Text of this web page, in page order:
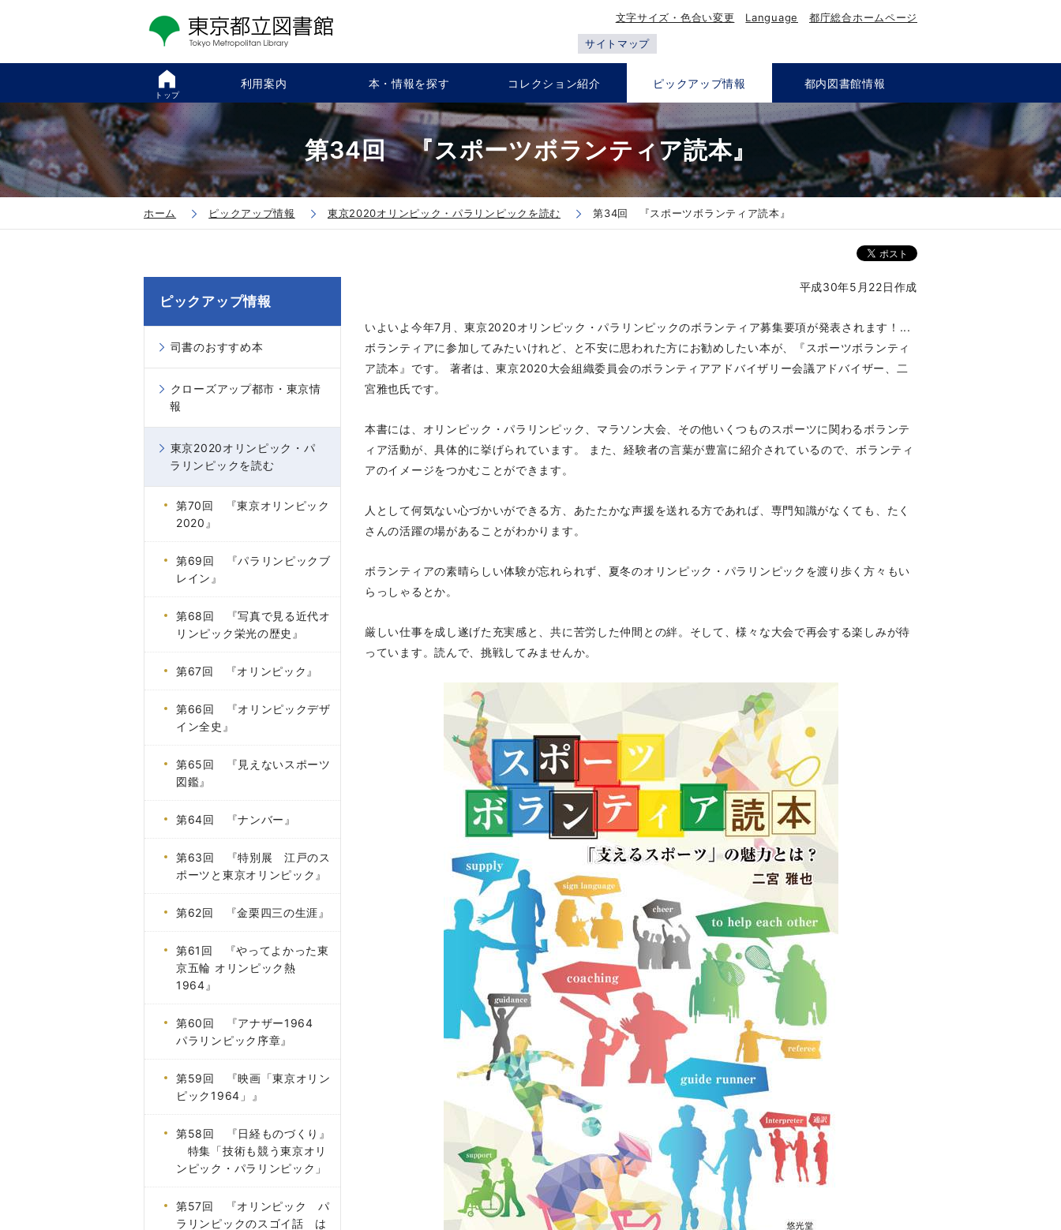
文字サイズ・色合い変更 Language 都庁総合ホームページ
サイトマップ
トップ
利用案内 本・情報を探す コレクション紹介 ピックアップ情報 都内図書館情報
第34回 『スポーツボランティア読本』
ホーム ピックアップ情報 東京2020オリンピック・パラリンピックを読む 第34回 『スポーツボランティア読本』
平成30年5月22日作成
いよいよ今年7月、東京2020オリンピック・パラリンピックのボランティア募集要項が発表されます！ ...
ボランティアに参加してみたいけれど、と不安に思われた方にお勧めしたい本が、『スポーツボランティ
ア読本』です。 著者は、東京2020大会組織委員会のボランティアアドバイザリー会議アドバイザー、二
宮雅也氏です。
本書には、オリンピック・パラリンピック、マラソン大会、その他いくつものスポーツに関わるボランテ
ィア活動が、具体的に挙げられています。 また、経験者の言葉が豊富に紹介されているので、ボランティ
アのイメージをつかむことができます。
人として何気ない心づかいができる方、あたたかな声援を送れる方であれば、専門知識がなくても、たく
さんの活躍の場があることがわかります。
ボランティアの素晴らしい体験が忘れられず、夏冬のオリンピック・パラリンピックを渡り歩く方々もい
らっしゃるとか。
厳しい仕事を成し遂げた充実感と、共に苦労した仲間との絆。そして、様々な大会で再会する楽しみが待
っています。読んで、挑戦してみませんか。
ピックアップ情報
司書のおすすめ本
クローズアップ都市・東京情
報
東京2020オリンピック・パ
ラリンピックを読む
第70回 『東京オリンピック
2020』
第69回 『パラリンピックブ
レイン』
第68回 『写真で見る近代オ
リンピック栄光の歴史』
第67回 『オリンピック』
第66回 『オリンピックデザ
イン全史』
第65回 『見えないスポーツ
図鑑』
第64回 『ナンバー』
第63回 『特別展 江戸のス
ポーツと東京オリンピック』
第62回 『金栗四三の生涯』
第61回 『やってよかった東
京五輪 オリンピック熱
1964』
第60回 『アナザー1964
パラリンピック序章』
第59回 『映画「東京オリン
ピック1964」』
第58回 『日経ものづくり』
特集「技術も競う東京オリ
ンピック・パラリンピック」
第57回 『オリンピック パ
ラリンピックのスゴイ話 は